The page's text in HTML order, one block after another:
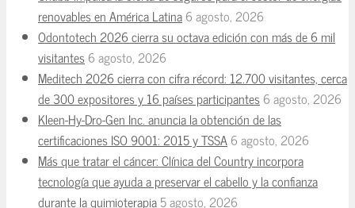
renovables en América Latina6 agosto, 2026
Odontotech 2026 cierra su octava edición con más de 6 mil
visitantes6 agosto, 2026
Meditech 2026 cierra con cifra récord: 12.700 visitantes, cerca
de 300 expositores y 16 países participantes6 agosto, 2026
Kleen-Hy-Dro-Gen Inc. anuncia la obtención de las
certificaciones ISO 9001: 2015 y TSSA6 agosto, 2026
Más que tratar el cáncer: Clínica del Country incorpora
tecnología que ayuda a preservar el cabello y la confianza
durante la quimioterapia5 agosto, 2026